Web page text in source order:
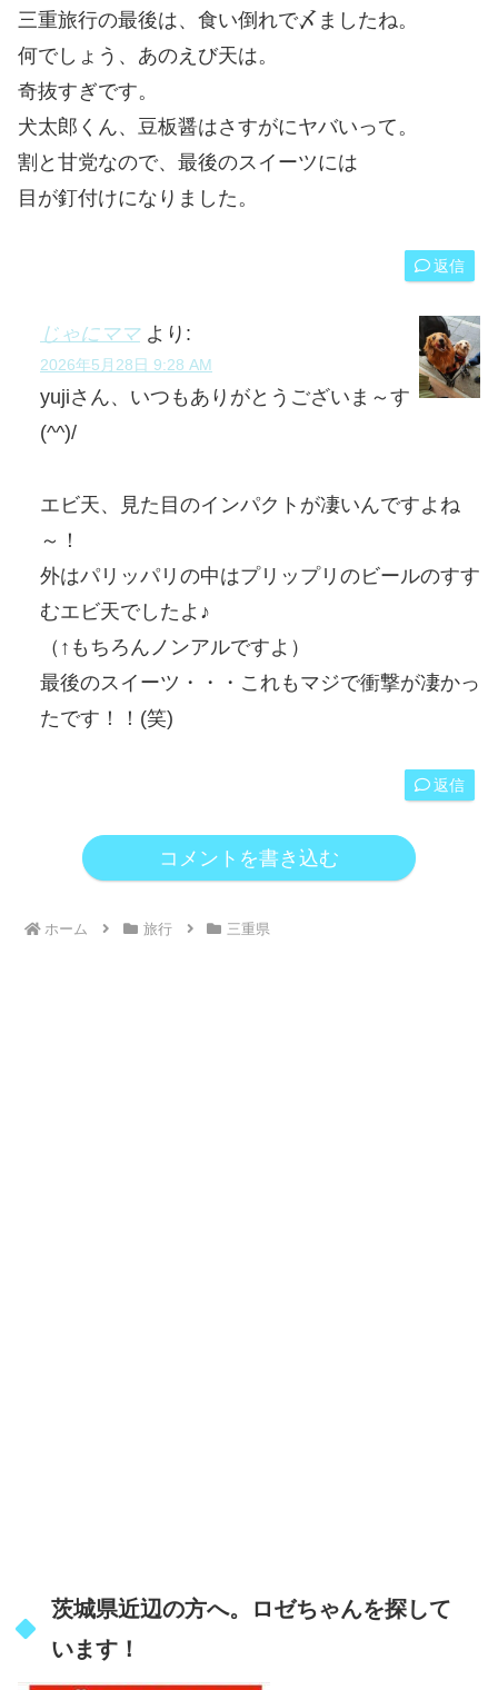
三重旅行の最後は、食い倒れで〆ましたね。
何でしょう、あのえび天は。
奇抜すぎです。
犬太郎くん、豆板醤はさすがにヤバいって。
割と甘党なので、最後のスイーツには
目が釘付けになりました。
返信
じゃにママ より:
2026年5月28日 9:28 AM
yujiさん、いつもありがとうございま～す
(^^)/
エビ天、見た目のインパクトが凄いんですよね
～！
外はパリッパリの中はプリップリのビールのすす
むエビ天でしたよ♪
（↑もちろんノンアルですよ）
最後のスイーツ・・・これもマジで衝撃が凄かっ
たです！！(笑)
返信
コメントを書き込む
ホーム 旅行 三重県
茨城県近辺の方へ。ロゼちゃんを探して
います！